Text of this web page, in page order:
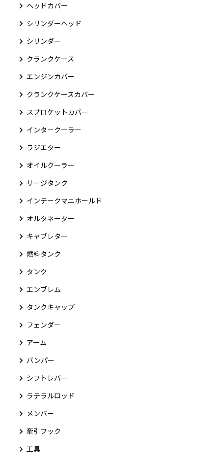
ヘッドカバー
シリンダーヘッド
シリンダー
クランクケース
エンジンカバー
クランクケースカバー
スプロケットカバー
インタークーラー
ラジエター
オイルクーラー
サージタンク
インテークマニホールド
オルタネーター
キャブレター
燃料タンク
タンク
エンブレム
タンクキャップ
フェンダー
アーム
バンパー
シフトレバー
ラテラルロッド
メンバー
牽引フック
工具